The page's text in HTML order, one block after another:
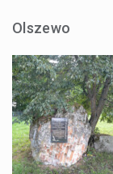
Olszewo